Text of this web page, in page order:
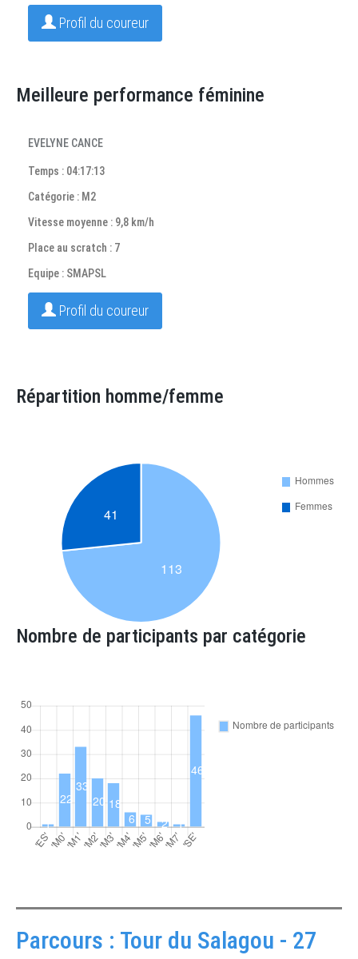
Profil du coureur
Meilleure performance féminine
EVELYNE CANCE
Temps : 04:17:13
Catégorie : M2
Vitesse moyenne : 9,8 km/h
Place au scratch : 7
Equipe : SMAPSL
Profil du coureur
Répartition homme/femme
Nombre de participants par catégorie
Parcours : Tour du Salagou - 27